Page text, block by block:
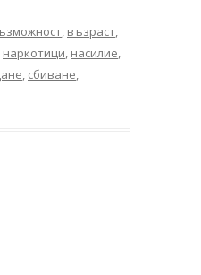
, възраст,
наркотици, насилие,
, сбиване,